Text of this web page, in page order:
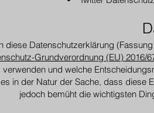
diese Datenschutzerklärung
Grundverordnung (EU) 2016/
verwenden und welche
in der Natur der Sache, dass diese
jedoch bemüht die wichtigsten